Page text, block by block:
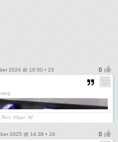
2024 @ 10:50 • 23
Vlaar :W
2025 @ 14:38 • 24